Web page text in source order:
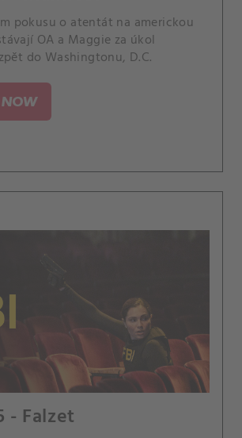
pokusu o atentát na americkou
OA a Maggie za úkol
do Washingtonu, D.C.
NOW
- Falzet